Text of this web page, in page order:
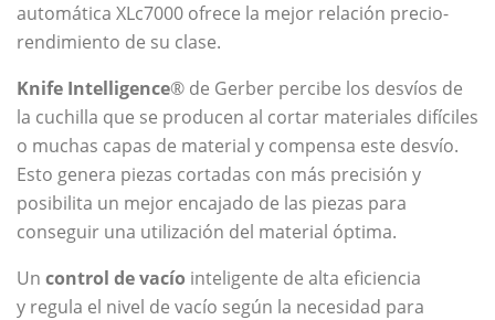
automática XLc7000 ofrece la mejor relación precio-
rendimiento de su clase.
Knife Intelligence® de Gerber percibe los desvíos de
la cuchilla que se producen al cortar materiales difíciles
o muchas capas de material y compensa este desvío.
Esto genera piezas cortadas con más precisión y
posibilita un mejor encajado de las piezas para
conseguir una utilización del material óptima.
Un control de vacío inteligente de alta eficiencia
y regula el nivel de vacío según la necesidad para